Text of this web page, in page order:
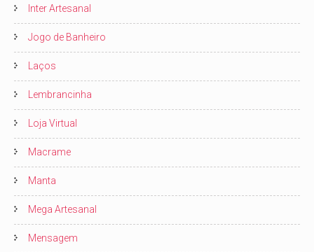
Inter Artesanal
Jogo de Banheiro
Laços
Lembrancinha
Loja Virtual
Macrame
Manta
Mega Artesanal
Mensagem